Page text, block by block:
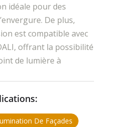
idéale pour des
De plus,
est compatible avec
offrant la possibilité
de lumière à
De Façades